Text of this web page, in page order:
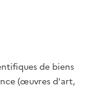
de biens
(œuvres d'art,